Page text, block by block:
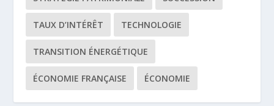
TAUX D’INTÉRÊT TECHNOLOGIE
TRANSITION ÉNERGÉTIQUE
ÉCONOMIE FRANÇAISE ÉCONOMIE